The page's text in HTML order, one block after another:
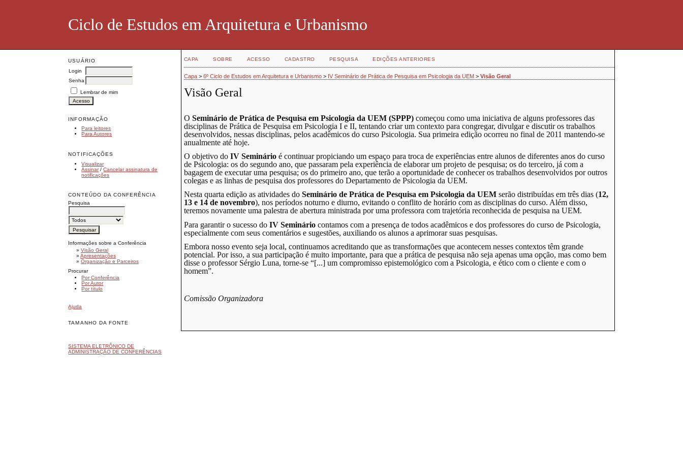
Ciclo de Estudos em Arquitetura e Urbanismo
USUÁRIO
Login
Senha
Lembrar de mim
INFORMAÇÃO
Para leitores
Para Autores
NOTIFICAÇÕES
Visualizar
Assinar/Cancelar assinatura de
notificações
CONTEÚDO DA CONFERÊNCIA
Pesquisa
Informações sobre a Conferência
» Visão Geral
» Apresentações
» Organização e Parceiros
Procurar
Por Conferência
Por Autor
Por título
Ajuda
TAMANHO DA FONTE
SISTEMA ELETRÔNICO DE
ADMINISTRAÇÃO DE CONFERÊNCIAS
CAPA SOBRE ACESSO CADASTRO PESQUISA EDIÇÕES ANTERIORES
Capa> 6º Ciclo de Estudos em Arquitetura e Urbanismo> IV Seminário de Prática de Pesquisa em Psicologia da UEM> Visão Geral
Visão Geral
O Seminário de Prática de Pesquisa em Psicologia da UEM (SPPP)começou como uma iniciativa de alguns professores das
disciplinas de Prática de Pesquisa em Psicologia I e II, tentando criar um contexto para congregar, divulgar e discutir os trabalhos
desenvolvidos, nessas disciplinas, pelos acadêmicos do curso Psicologia. Sua primeira edição ocorreu no final de 2011 mantendo-se
anualmente até hoje.
O objetivo do IV Seminárioé continuar propiciando um espaço para troca de experiências entre alunos de diferentes anos do curso
de Psicologia: os do segundo ano, que passaram pela experiência de elaborar um projeto de pesquisa; os do terceiro, já com a
bagagem de executar uma pesquisa; os do primeiro ano, que terão a oportunidade de conhecer os trabalhos desenvolvidos por outros
colegas e as linhas de pesquisa dos professores do Departamento de Psicologia da UEM.
Nesta quarta edição as atividades do Seminário de Prática de Pesquisa em Psicologia da UEMserão distribuídas em três dias (12,
13 e 14 de novembro), nos períodos noturno e diurno, evitando o conflito de horário com as disciplinas do curso. Além disso,
teremos novamente uma palestra de abertura ministrada por uma professora com trajetória reconhecida de pesquisa na UEM.
Para garantir o sucesso do IV Semináriocontamos com a presença de todos acadêmicos e dos professores do curso de Psicologia,
especialmente com seus comentários e sugestões, auxiliando os alunos a aprimorar suas pesquisas.
Embora nosso evento seja local, continuamos acreditando que as transformações que acontecem nesses contextos têm grande
potencial. Por isso, a sua participação é muito importante, para que a prática de pesquisa não seja apenas uma opção, mas como bem
disse o professor Sérgio Luna, torne-se “[...] um compromisso epistemológico com a Psicologia, e ético com o cliente e com o
homem”.
Comissão Organizadora